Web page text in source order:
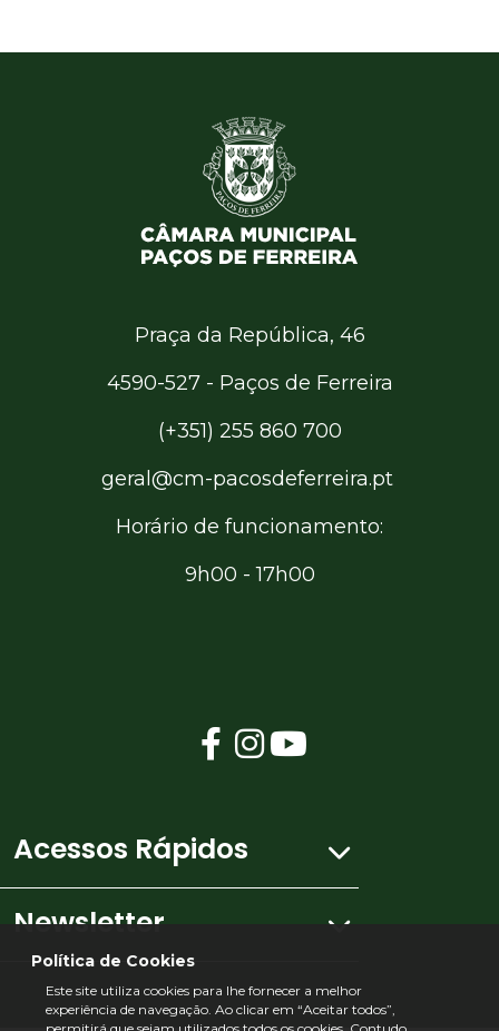
Política de Cookies
Este site utiliza cookies para lhe fornecer a melhor
experiência de navegação. Ao clicar em “Aceitar todos”,
Acessos Rápidos
Ficha Técnica
Newsletter
Subscreva a nossa newsletter e receba todas
Praça da República, 46
4590-527 - Paços de Ferreira
(+351) 255 860 700
geral@cm-pacosdeferreira.pt
Horário de funcionamento:
9h00 - 17h00